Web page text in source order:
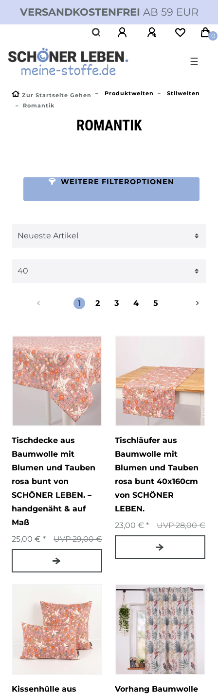
VERSANDKOSTENFREI AB 59 EUR
0
☰
Zur Startseite Gehen Produktwelten
Stilwelten
Romantik
ROMANTIK
WEITERE FILTEROPTIONEN
1 2 3 4 5
Tischdecke aus
Baumwolle mit
Blumen und Tauben
rosa bunt von
SCHÖNER LEBEN. –
handgenäht & auf
Maß
UVP 29,00 €
25,00 € *
Tischläufer aus
Baumwolle mit
Blumen und Tauben
rosa bunt 40x160cm
von SCHÖNER
LEBEN.
UVP 28,00 €
23,00 € *
Kissenhülle aus
Vorhang Baumwolle